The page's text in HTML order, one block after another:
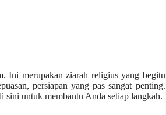
Ini merupakan ziarah religius yang begitu
persiapan yang pas sangat penting.
untuk membantu Anda setiap langkah.